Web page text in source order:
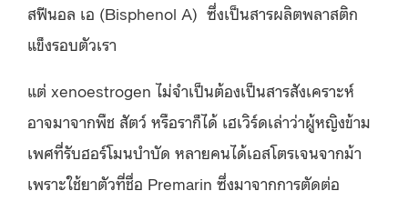
สฟีนอล เอ (Bisphenol A) ซึ่งเป็นสารผลิตพลาสติก
แข็งรอบตัวเรา
แต่ xenoestrogen ไม่จำเป็นต้องเป็นสารสังเคราะห์
อาจมาจากพืช สัตว์ หรือราก็ได้ เฮเวิร์ดเล่าว่าผู้หญิงข้าม
เพศที่รับฮอร์โมนบำบัด หลายคนได้เอสโตรเจนจากม้า
เพราะใช้ยาตัวที่ชื่อ Premarin ซึ่งมาจากการตัดต่อ